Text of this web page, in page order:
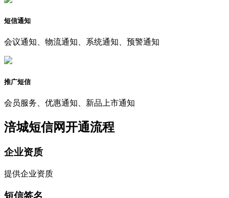
短信通知
会议通知、物流通知、系统通知、预警通知
推广短信
会员服务、优惠通知、新品上市通知
涪城短信网开通流程
企业资质
提供企业资质
短信签名